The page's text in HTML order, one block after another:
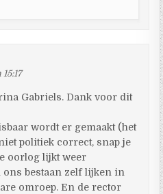
Gabriels. Dank voor dit
wordt er gemaakt (het
politiek correct, snap je
oorlog lijkt weer
ons bestaan zelf lijken in
omroep. En de rector